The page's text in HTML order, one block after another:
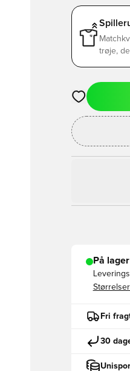
trøje,
Åbner en
På
Fri
30